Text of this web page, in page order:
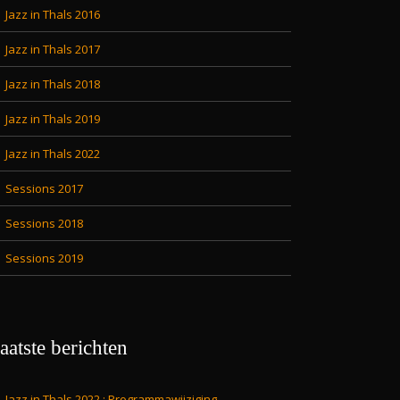
Jazz in Thals 2016
Jazz in Thals 2017
Jazz in Thals 2018
Jazz in Thals 2019
Jazz in Thals 2022
Sessions 2017
Sessions 2018
Sessions 2019
berichten